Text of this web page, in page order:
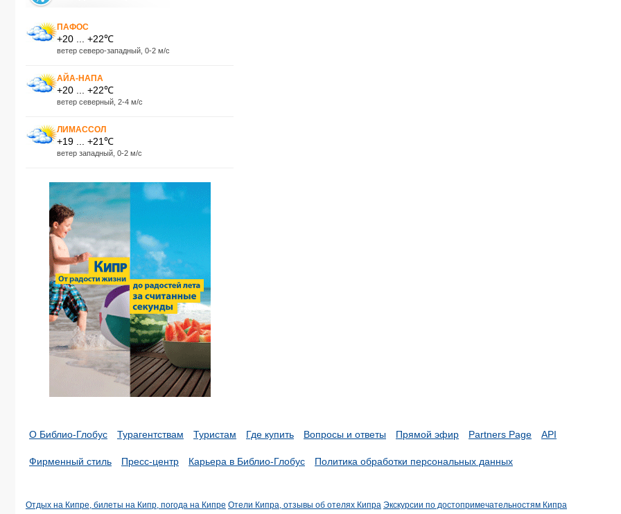
ПАФОС
+20 ... +22℃
ветер северо-западный, 0-2 м/с
АЙА-НАПА
+20 ... +22℃
ветер северный, 2-4 м/с
ЛИМАССОЛ
+19 ... +21℃
ветер западный, 0-2 м/с
О Библио-Глобус Турагентствам Туристам Где купить Вопросы и ответы Прямой эфир Partners Page API
Фирменный стиль Пресс-центр Карьера в Библио-Глобус Политика обработки персональных данных
Отдых на Кипре, билеты на Кипр, погода на Кипре Отели Кипра, отзывы об отелях Кипра Экскурсии по достопримечательностям Кипра